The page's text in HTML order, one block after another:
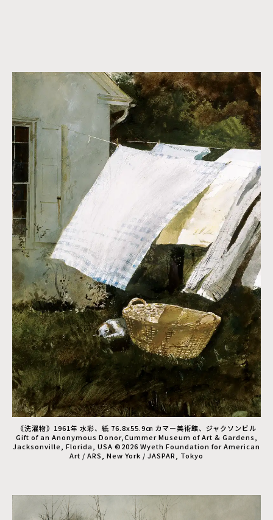
《洗濯物》1961年 水彩、紙 76.8x55.9㎝ カマー美術館、ジャクソンビル
Gift of an Anonymous Donor,Cummer Museum of Art & Gardens,
Jacksonville, Florida, USA ©2026 Wyeth Foundation for American
Art / ARS, New York / JASPAR, Tokyo